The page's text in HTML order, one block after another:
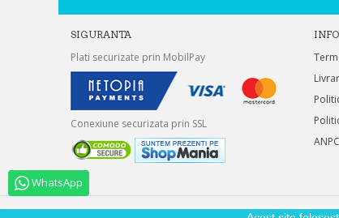
WhatsApp
SIGURANTA
Plati securizate prin MobilPay
Conexiune securizata prin SSL
ANPC